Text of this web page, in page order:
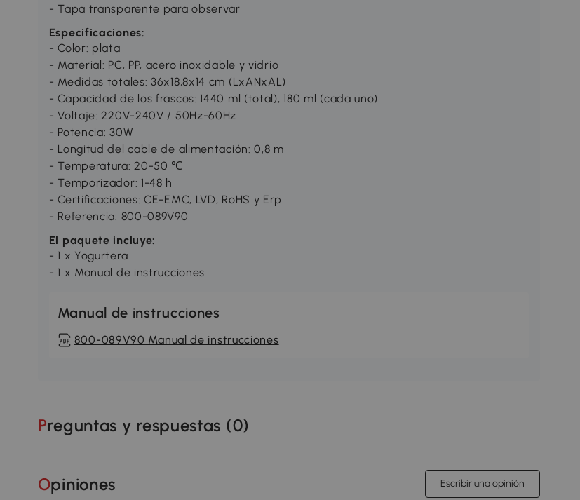
- Tapa transparente para observar
Especificaciones:
- Color: plata
- Material: PC, PP, acero inoxidable y vidrio
- Medidas totales: 36x18,8x14 cm (LxANxAL)
- Capacidad de los frascos: 1440 ml (total), 180 ml (cada uno)
- Voltaje: 220V-240V / 50Hz-60Hz
- Potencia: 30W
- Longitud del cable de alimentación: 0,8 m
- Temperatura: 20-50 ℃
- Temporizador: 1-48 h
- Certificaciones: CE-EMC, LVD, RoHS y Erp
- Referencia: 800-089V90
El paquete incluye:
- 1 x Yogurtera
- 1 x Manual de instrucciones
Manual de instrucciones
800-089V90 Manual de instrucciones
Preguntas y respuestas (0)
Opiniones Escribir una opinión